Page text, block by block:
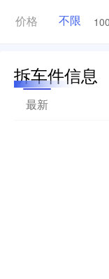
价格 不限
拆车件信息
最新